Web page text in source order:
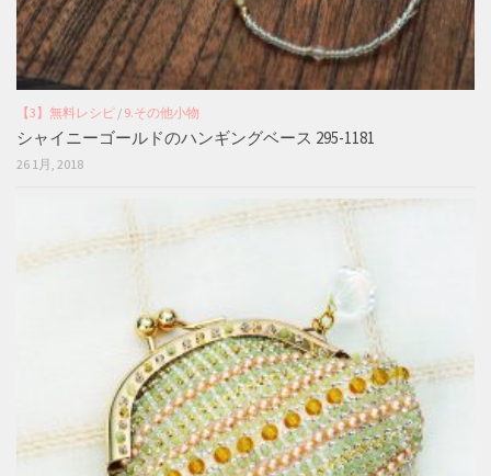
【3】無料レシピ / 9.その他小物
シャイニーゴールドのハンギングベース 295-1181
26 1月, 2018